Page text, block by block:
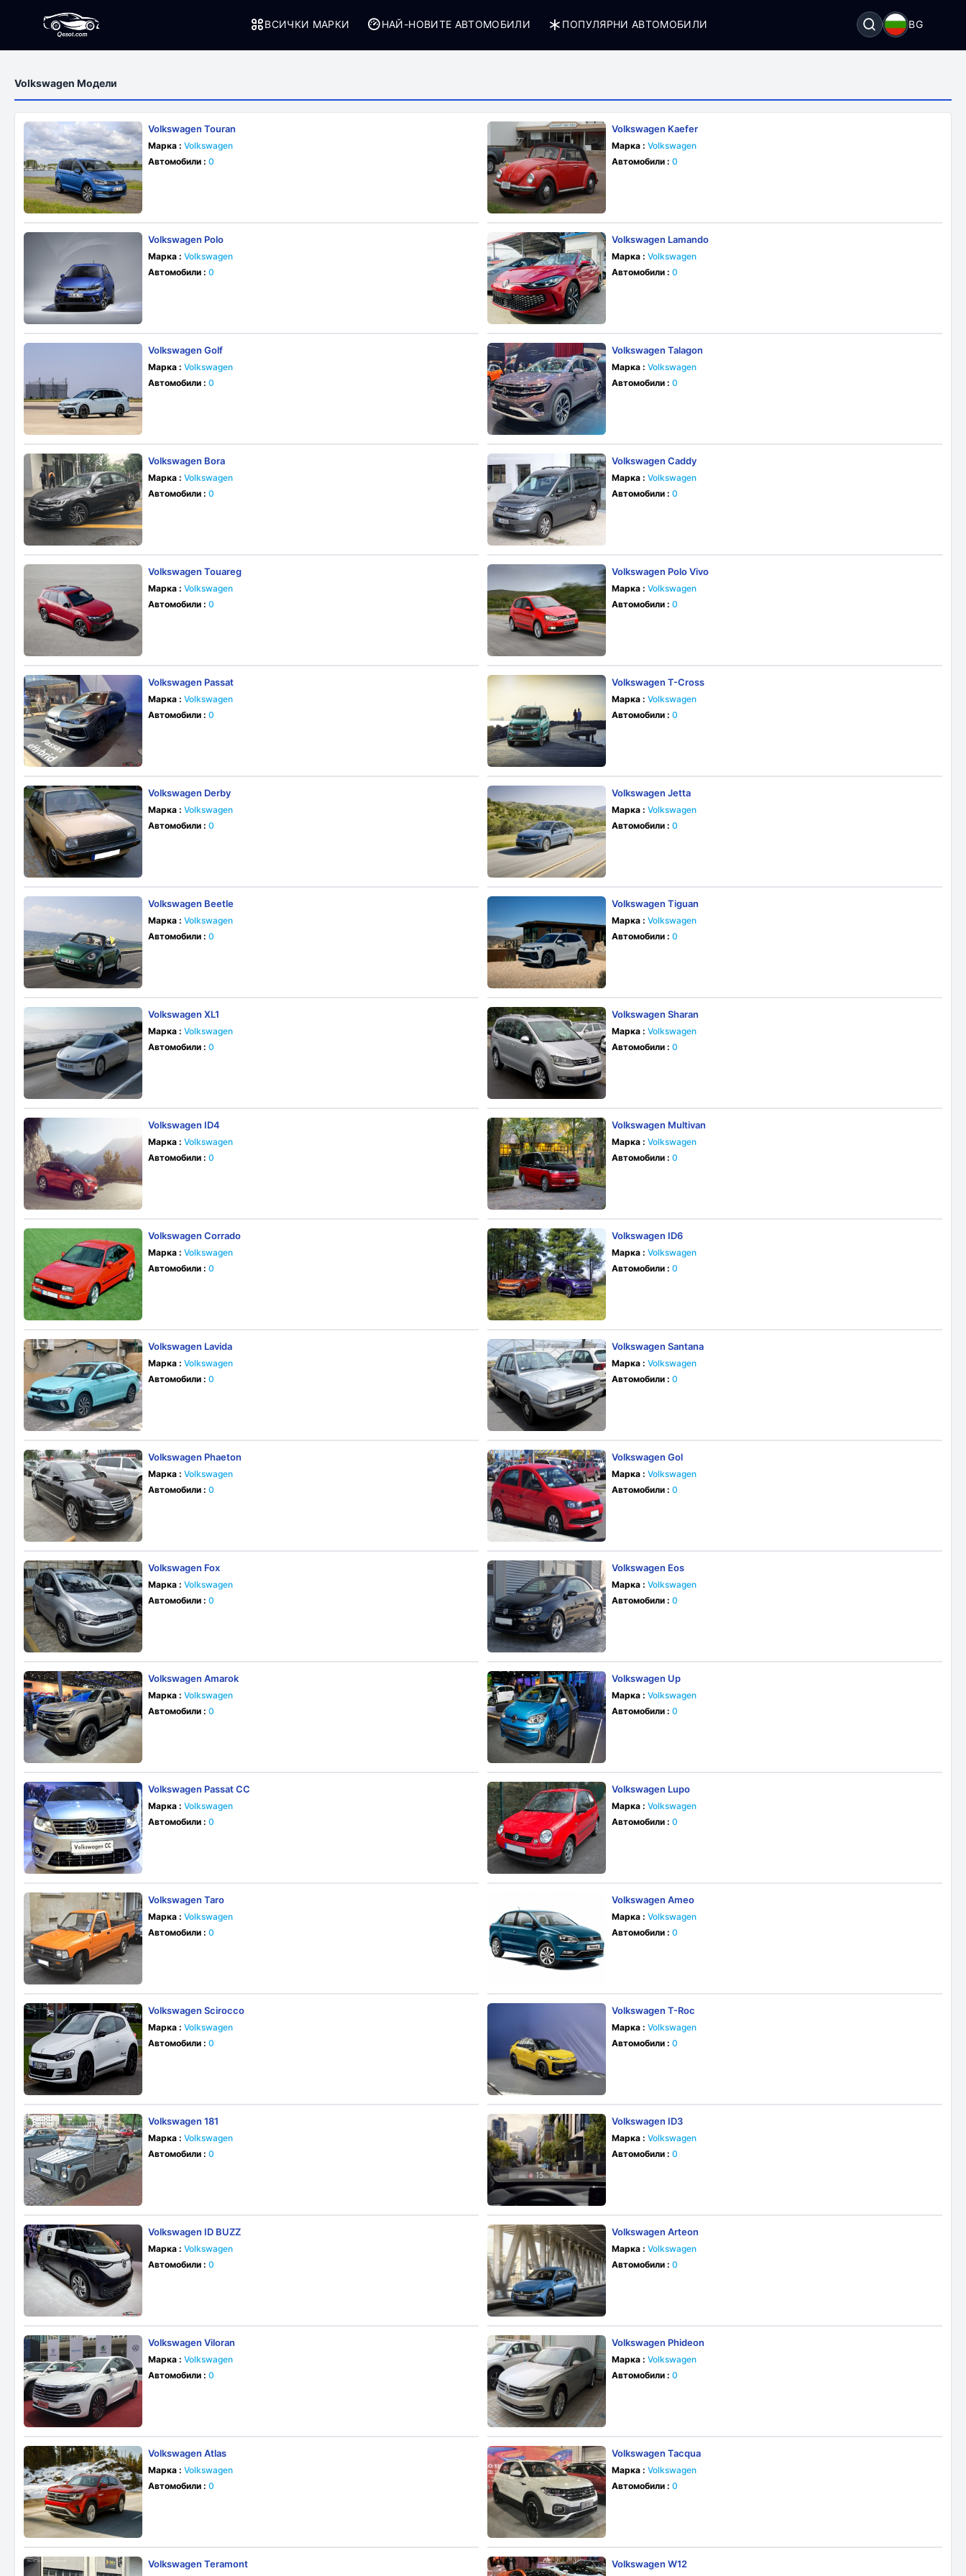
ВСИЧКИ МАРКИ НАЙ-НОВИТЕ АВТОМОБИЛИ ПОПУЛЯРНИ АВТОМОБИЛИ BG
Volkswagen Модели
Volkswagen Touran
Марка : Volkswagen
Автомобили : 0
Volkswagen Kaefer
Марка : Volkswagen
Автомобили : 0
Volkswagen Polo
Марка : Volkswagen
Автомобили : 0
Volkswagen Lamando
Марка : Volkswagen
Автомобили : 0
Volkswagen Golf
Марка : Volkswagen
Автомобили : 0
Volkswagen Talagon
Марка : Volkswagen
Автомобили : 0
Volkswagen Bora
Марка : Volkswagen
Автомобили : 0
Volkswagen Caddy
Марка : Volkswagen
Автомобили : 0
Volkswagen Touareg
Марка : Volkswagen
Автомобили : 0
Volkswagen Polo Vivo
Марка : Volkswagen
Автомобили : 0
Volkswagen Passat
Марка : Volkswagen
Автомобили : 0
Volkswagen T-Cross
Марка : Volkswagen
Автомобили : 0
Volkswagen Derby
Марка : Volkswagen
Автомобили : 0
Volkswagen Jetta
Марка : Volkswagen
Автомобили : 0
Volkswagen Beetle
Марка : Volkswagen
Автомобили : 0
Volkswagen Tiguan
Марка : Volkswagen
Автомобили : 0
Volkswagen XL1
Марка : Volkswagen
Автомобили : 0
Volkswagen Sharan
Марка : Volkswagen
Автомобили : 0
Volkswagen ID4
Марка : Volkswagen
Автомобили : 0
Volkswagen Multivan
Марка : Volkswagen
Автомобили : 0
Volkswagen Corrado
Марка : Volkswagen
Автомобили : 0
Volkswagen ID6
Марка : Volkswagen
Автомобили : 0
Volkswagen Lavida
Марка : Volkswagen
Автомобили : 0
Volkswagen Santana
Марка : Volkswagen
Автомобили : 0
Volkswagen Phaeton
Марка : Volkswagen
Автомобили : 0
Volkswagen Gol
Марка : Volkswagen
Автомобили : 0
Volkswagen Fox
Марка : Volkswagen
Автомобили : 0
Volkswagen Eos
Марка : Volkswagen
Автомобили : 0
Volkswagen Amarok
Марка : Volkswagen
Автомобили : 0
Volkswagen Up
Марка : Volkswagen
Автомобили : 0
Volkswagen Passat CC
Марка : Volkswagen
Автомобили : 0
Volkswagen Lupo
Марка : Volkswagen
Автомобили : 0
Volkswagen Taro
Марка : Volkswagen
Автомобили : 0
Volkswagen Ameo
Марка : Volkswagen
Автомобили : 0
Volkswagen Scirocco
Марка : Volkswagen
Автомобили : 0
Volkswagen T-Roc
Марка : Volkswagen
Автомобили : 0
Volkswagen 181
Марка : Volkswagen
Автомобили : 0
Volkswagen ID3
Марка : Volkswagen
Автомобили : 0
Volkswagen ID BUZZ
Марка : Volkswagen
Автомобили : 0
Volkswagen Arteon
Марка : Volkswagen
Автомобили : 0
Volkswagen Viloran
Марка : Volkswagen
Автомобили : 0
Volkswagen Phideon
Марка : Volkswagen
Автомобили : 0
Volkswagen Atlas
Марка : Volkswagen
Автомобили : 0
Volkswagen Tacqua
Марка : Volkswagen
Автомобили : 0
Volkswagen Teramont Volkswagen W12